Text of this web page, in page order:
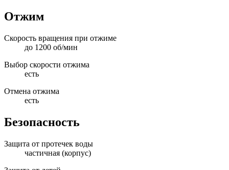
Отжим
Скорость вращения при отжиме
до 1200 об/мин
Выбор скорости отжима
есть
Отмена отжима
есть
Безопасность
Защита от протечек воды
частичная (корпус)